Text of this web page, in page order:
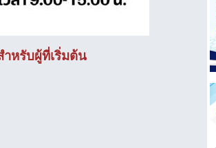
หรับผู้ที่เริ่มต้น